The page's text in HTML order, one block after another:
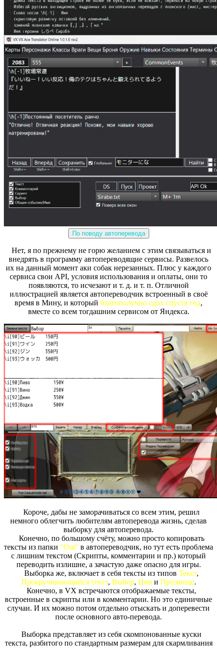
По поводу автоперевода
Нет, я по прежнему не горю желанием с этим связываться и
внедрять в программу автопереводящие сервисы. Развелось
их на данный момент аки собак нерезанных. Плюс у каждого
сервиса свои API, условия использования и оплаты, они то
появляются, то исчезают и т. д. и т. п. Отличной
иллюстрацией является автопереводчик встроенный в своё
время в Мину, и который благополучно сдох спустя год,
вместе со всем тогдашним сервисом от Яндекса.
Короче, дабы не заморачиваться со всем этим, решил
немного облегчить любителям автоперевода жизнь, сделав
выборку для автоперевода.
Конечно, по большому счёту, можно просто копировать
тексты из папки "Out" в автопереводчик, но тут есть проблема
с лишним текстом (Скрипты, комментарии и пр.) который
переводить излишне, а зачастую даже опасно для игры.
Выборка же, включает в себя тексты из типов Текст,
Прокручивающийся текст, Выбор, Имяи Прозвище.
Конечно, в VX встречаются отображаемые тексты,
встроенные в скрипты или в комментарии. Но это единичные
случаи. И их можно потом отдельно отыскать и доперевести
после основного авто-перевода.
Выборка представляет из себя скомпонованные куски
текста, разбитого по стандартным размерам для скармливания